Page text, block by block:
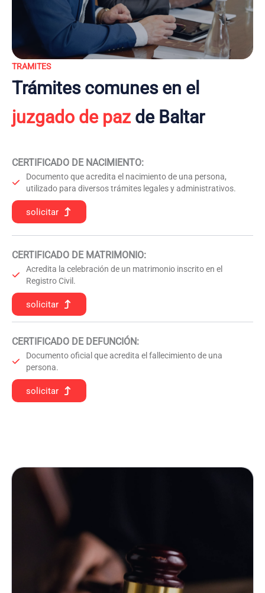
TRAMITES
Trámites comunes en el
juzgado de pazde Baltar
CERTIFICADO DE NACIMIENTO:
Documento que acredita el nacimiento de una persona,
utilizado para diversos trámites legales y administrativos.
solicitar
CERTIFICADO DE MATRIMONIO:
Acredita la celebración de un matrimonio inscrito en el
Registro Civil.
solicitar
CERTIFICADO DE DEFUNCIÓN:
Documento oficial que acredita el fallecimiento de una
persona.
solicitar